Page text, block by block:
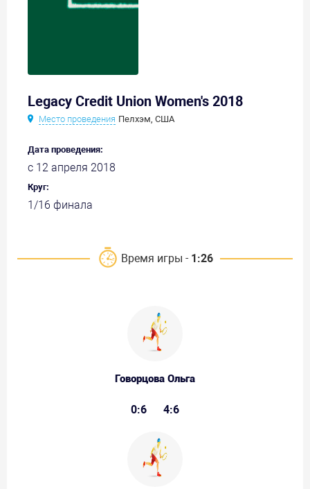
Legacy Credit Union Women's 2018
Место проведения Пелхэм, США
Дата проведения:
с 12 апреля 2018
Круг:
1/16 финала
Время игры - 1:26
Говорцова Ольга
0:6 4:6